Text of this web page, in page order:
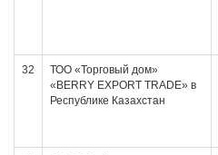
32
ТОО «Торговый дом»
«BERRY EXPORT TRADE» в
Республике Казахстан